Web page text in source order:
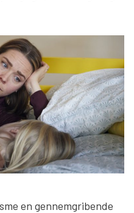
en gennemgribende